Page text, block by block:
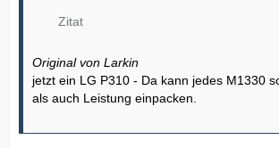
Zitat
Original von Larkin
jetzt ein LG P310 - Da kann jedes M1330
als auch Leistung einpacken.